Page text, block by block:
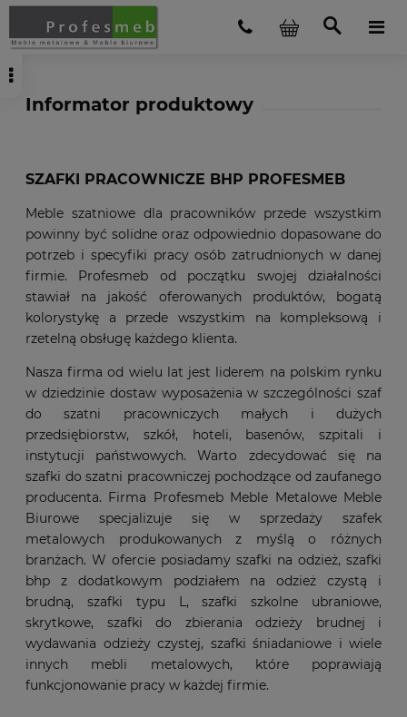
Informator produktowy
SZAFKI PRACOWNICZE BHP PROFESMEB
Meble szatniowe dla pracowników przede wszystkim
powinny być solidne oraz odpowiednio dopasowane do
potrzeb i specyfiki pracy osób zatrudnionych w danej
firmie. Profesmeb od początku swojej działalności
stawiał na jakość oferowanych produktów, bogatą
kolorystykę a przede wszystkim na kompleksową i
rzetelną obsługę każdego klienta.
Nasza firma od wielu lat jest liderem na polskim rynku
w dziedzinie dostaw wyposażenia w szczególności szaf
do szatni pracowniczych małych i dużych
przedsiębiorstw, szkół, hoteli, basenów, szpitali i
instytucji państwowych. Warto zdecydować się na
szafki do szatni pracowniczej pochodzące od zaufanego
producenta. Firma Profesmeb Meble Metalowe Meble
Biurowe specjalizuje się w sprzedaży szafek
metalowych produkowanych z myślą o różnych
branżach. W ofercie posiadamy szafki na odzież, szafki
bhp z dodatkowym podziałem na odzież czystą i
brudną, szafki typu L, szafki szkolne ubraniowe,
skrytkowe, szafki do zbierania odzieży brudnej i
wydawania odzieży czystej, szafki śniadaniowe i wiele
innych mebli metalowych, które poprawiają
funkcjonowanie pracy w każdej firmie.